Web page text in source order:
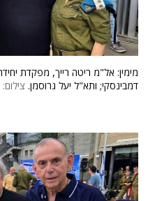
מימין: אל"מ ריטה רייך, מפקדת
דמבינסקי; ותא"ל יעל גרוסמן.